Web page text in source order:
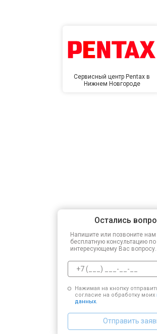
Сервисный центр Pentax в
Нижнем Новгороде
Остались
Напишите или позвоните нам
бесплатную консультацию по
интересующему Вас вопросу.
Нажимая на кнопку
согласие на обработку моих
данных.
Отправить